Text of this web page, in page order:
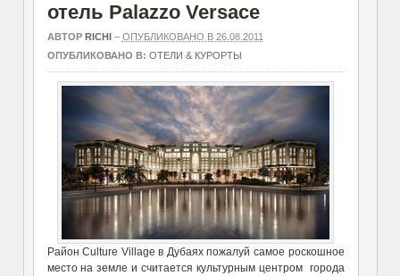
отель Palazzo Versace
АВТОР RICHI – ОПУБЛИКОВАНО В 26.08.2011
ОПУБЛИКОВАНО В: ОТЕЛИ & КУРОРТЫ
Район Culture Village в Дубаях пожалуй самое роскошное
место на земле и считается культурным центром города